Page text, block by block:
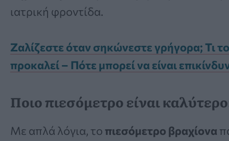
ιατρική φροντίδα.
Ζαλίζεστε όταν σηκώνεστε γρήγορα; Τι το
προκαλεί – Πότε μπορεί να είναι
Ποιο πιεσόμετρο είναι
Με απλά λόγια, το πιεσόμετρο βραχίονα